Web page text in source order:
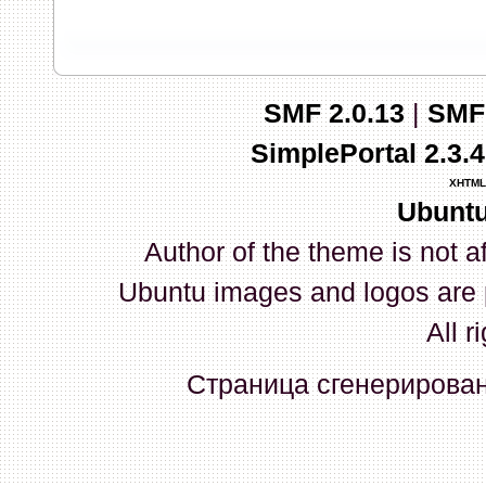
03 Апреля 2026, 10:02:33
whookey:GenKass: с
03 Апреля 2026, 05:22:56
GenKass:По тому же
02 Апреля 2026, 12:56:37
GenKass:Всем доброго
серии (6592) 1-1245, 3-
прошить до 7926, чтобы
Атол 11 видится в системе
SMF 2.0.13|
SimplePortal
XHTML
Author of the theme is not
Ubuntu images and logos
All
Страница